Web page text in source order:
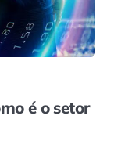
é o setor